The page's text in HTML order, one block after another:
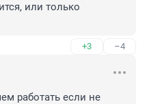
или только
+3 –4
работать если не